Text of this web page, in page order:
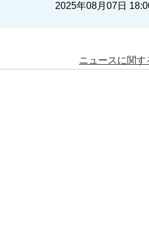
2025年08月07日
ニュースに関